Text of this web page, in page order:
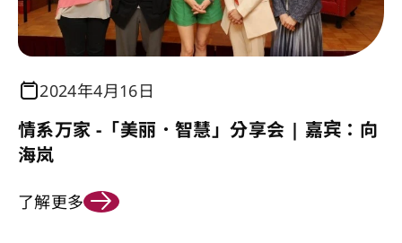
2024年4月16日
情系万家 -「美丽．智慧」分享会 | 嘉宾：向
海岚
了解更多